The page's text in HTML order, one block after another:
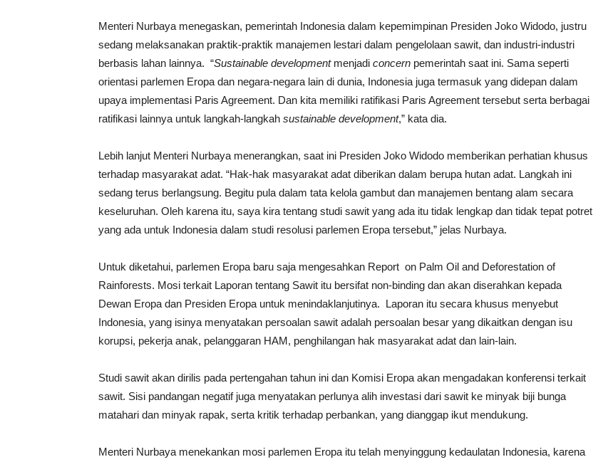
Menteri Nurbaya menegaskan, pemerintah Indonesia dalam kepemimpinan Presiden Joko Widodo, justru
sedang melaksanakan praktik-praktik manajemen lestari dalam pengelolaan sawit, dan industri-industri
berbasis lahan lainnya. “Sustainable developmentmenjadi concern pemerintah saat ini. Sama seperti
orientasi parlemen Eropa dan negara-negara lain di dunia, Indonesia juga termasuk yang didepan dalam
upaya implementasi Paris Agreement. Dan kita memiliki ratifikasi Paris Agreement tersebut serta berbagai
ratifikasi lainnya untuk langkah-langkah sustainable development,” kata dia.
Lebih lanjut Menteri Nurbaya menerangkan, saat ini Presiden Joko Widodo memberikan perhatian khusus
terhadap masyarakat adat. “Hak-hak masyarakat adat diberikan dalam berupa hutan adat. Langkah ini
sedang terus berlangsung. Begitu pula dalam tata kelola gambut dan manajemen bentang alam secara
keseluruhan. Oleh karena itu, saya kira tentang studi sawit yang ada itu tidak lengkap dan tidak tepat potret
yang ada untuk Indonesia dalam studi resolusi parlemen Eropa tersebut,” jelas Nurbaya.
Untuk diketahui, parlemen Eropa baru saja mengesahkan Report on Palm Oil and Deforestation of
Rainforests. Mosi terkait Laporan tentang Sawit itu bersifat non-binding dan akan diserahkan kepada
Dewan Eropa dan Presiden Eropa untuk menindaklanjutinya. Laporan itu secara khusus menyebut
Indonesia, yang isinya menyatakan persoalan sawit adalah persoalan besar yang dikaitkan dengan isu
korupsi, pekerja anak, pelanggaran HAM, penghilangan hak masyarakat adat dan lain-lain.
Studi sawit akan dirilis pada pertengahan tahun ini dan Komisi Eropa akan mengadakan konferensi terkait
sawit. Sisi pandangan negatif juga menyatakan perlunya alih investasi dari sawit ke minyak biji bunga
matahari dan minyak rapak, serta kritik terhadap perbankan, yang dianggap ikut mendukung.
Menteri Nurbaya menekankan mosi parlemen Eropa itu telah menyinggung kedaulatan Indonesia, karena